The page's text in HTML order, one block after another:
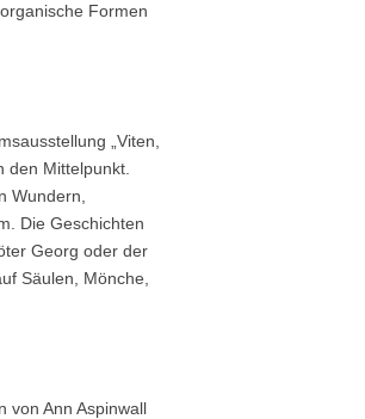
Formen
„Viten,
den Mittelpunkt.
Wundern,
Die Geschichten
Georg oder der
Säulen, Mönche,
Ann Aspinwall